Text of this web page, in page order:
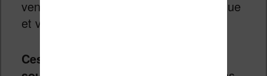
venir mettre à rude épreuve votre logique
et votre sens de la déduction.
Ces jeux sont gratuits et “open